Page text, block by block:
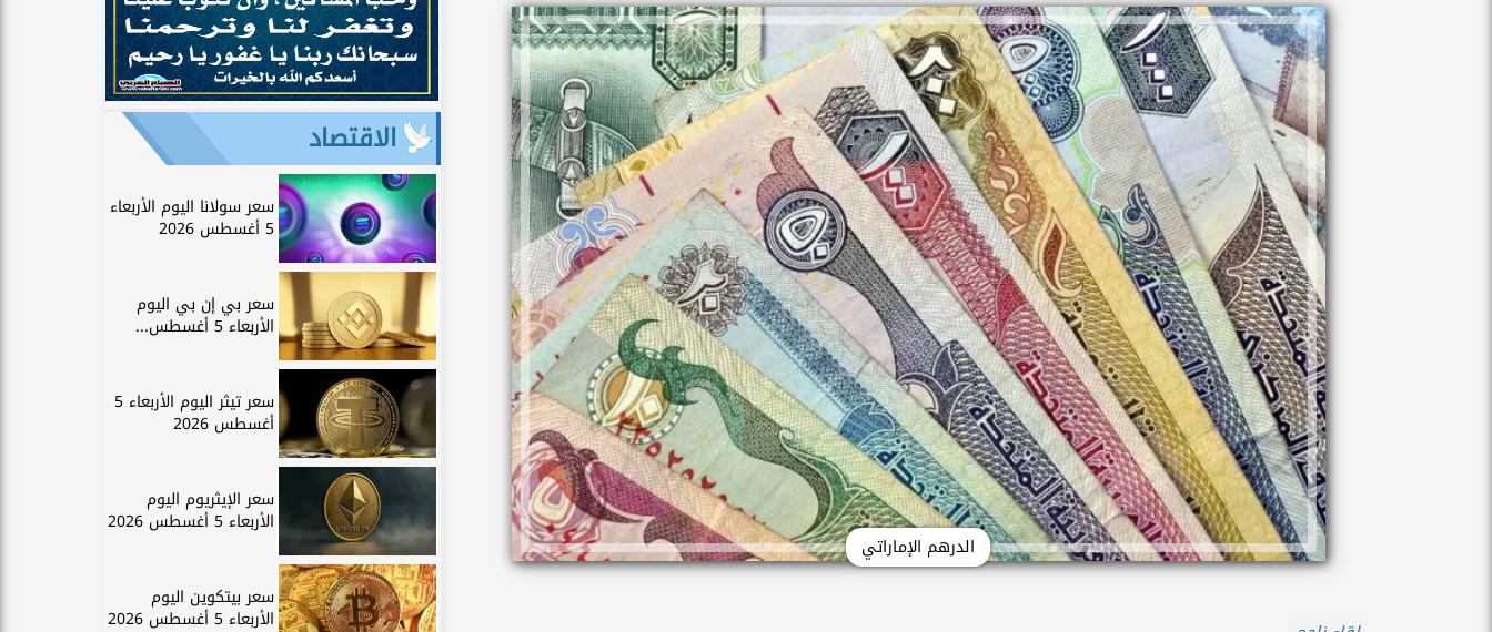
الدرهم الإماراتي
الاقتصاد
سعر سولانا اليوم الأربعاء
5 أغسطس 2026
سعر بي إن بي اليوم
الأربعاء 5 أغسطس...
سعر تيثر اليوم الأربعاء 5
أغسطس 2026
سعر الإيثريوم اليوم
الأربعاء 5 أغسطس 2026
سعر بيتكوين اليوم
الأربعاء 5 أغسطس 2026